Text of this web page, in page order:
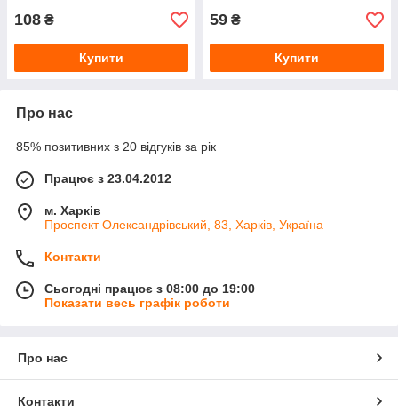
108 ₴
Купити
59 ₴
Купити
Про нас
85% позитивних з 20 відгуків за рік
Працює з 23.04.2012
м. Харків
Проспект Олександрівський, 83, Харків, Україна
Контакти
Сьогодні працює з 08:00 до 19:00
Показати весь графік роботи
Про нас
Контакти